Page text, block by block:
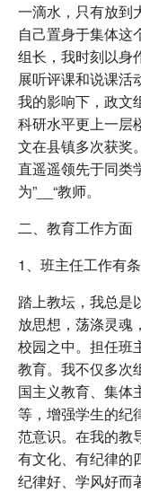
一滴水，只有放到
自己置身于集体这
组长，我时刻以身
展听评课和说课活
我的影响下，政文
科研水平更上一层
文在县镇多次获奖
直遥遥领先于同类
为”__“教师。
二、教育工作方面
1、班主任工作有条
踏上教坛，我总是
放思想，荡涤灵魂
校园之中。担任班
教育。我不仅多次
国主义教育、集体
等，增强学生的纪
范意识。在我的教
有文化、有纪律的
纪律好、学风好而